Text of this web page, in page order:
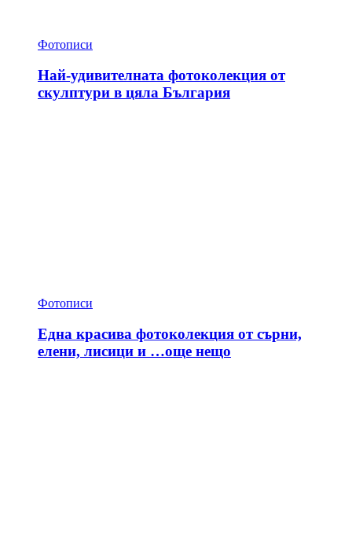
Фотописи
Най-удивителната фотоколекция от
скулптури в цяла България
Фотописи
Една красива фотоколекция от сърни,
елени, лисици и …още нещо